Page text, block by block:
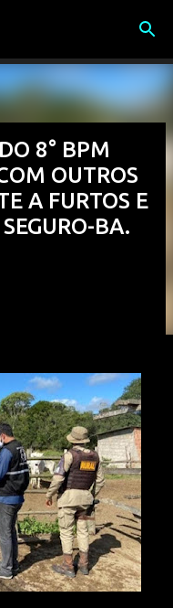
principal
8° BPM
OUTROS
A FURTOS E
BA.